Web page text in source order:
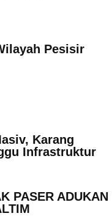
Pesisir
Karang
Infrastruktur
PASER ADUKAN